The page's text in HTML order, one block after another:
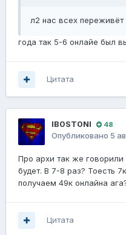
л2 нас всех переживёт
года так 5-6 онлайе был
Цитата
IB0ST0NI 48
Опубликовано 5
Про архи так же
будет. В 7-8 раз? Тоесть
получаем 49к онлайна
Цитата